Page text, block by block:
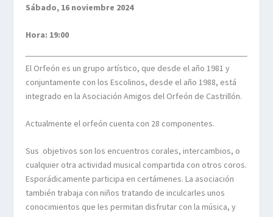
Sábado, 16 noviembre 2024
Hora: 19:00
El Orfeón es un grupo artístico, que desde el año 1981 y
conjuntamente con los Escolinos, desde el año 1988, está
integrado en la Asociación Amigos del Orfeón de Castrillón.
Actualmente el orfeón cuenta con 28 componentes.
Sus objetivos son los encuentros corales, intercambios, o
cualquier otra actividad musical compartida con otros coros.
Esporádicamente participa en certámenes. La asociación
también trabaja con niños tratando de inculcarles unos
conocimientos que les permitan disfrutar con la música, y